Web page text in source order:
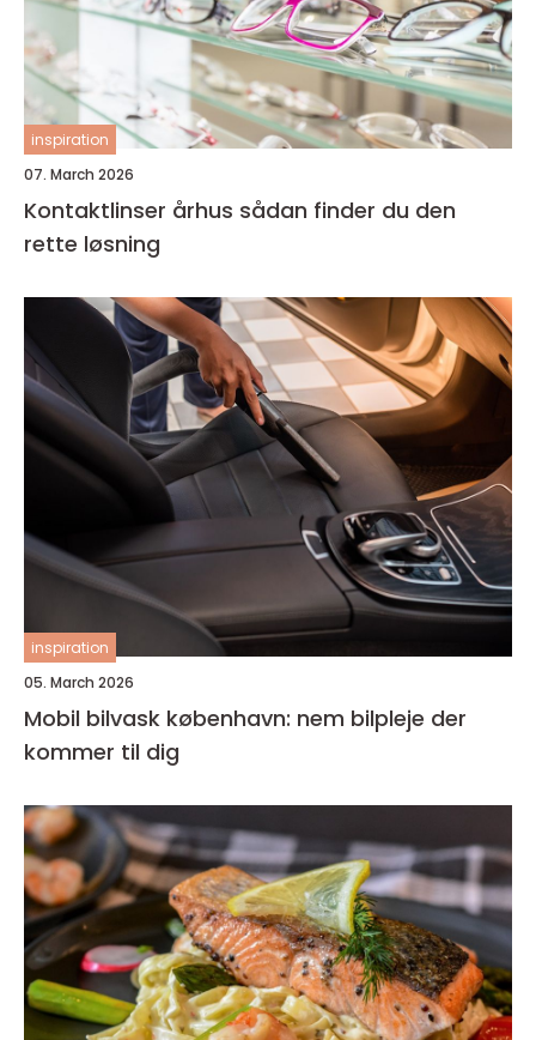
inspiration
07. March 2026
Kontaktlinser århus sådan finder du den
rette løsning
inspiration
05. March 2026
Mobil bilvask københavn: nem bilpleje der
kommer til dig